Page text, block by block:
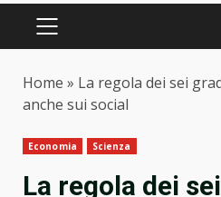
PRIMARY
Home » La regola dei sei
anche sui social
Economia Scienza
La regola dei